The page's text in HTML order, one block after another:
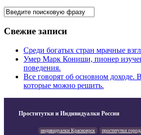
Свежие записи
Среди богатых стран мрачные
Умер Марк Кониши, пионер
поведения.
Все говорят об основном доходе.
которые можно решить.
Проститутки и Индивидуалки России
индивидуалки Красноярск проститутки